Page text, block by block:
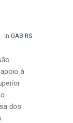
in OAB RS
à
dos